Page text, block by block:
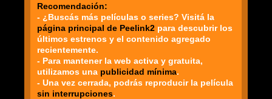
Recomendación:
- ¿Buscás más películas o series? Visitá la
página principal de Peelink2 para descubrir los
últimos estrenos y el contenido agregado
recientemente.
- Para mantener la web activa y gratuita,
utilizamos una publicidad mínima.
- Una vez cerrada, podrás reproducir la película
sin interrupciones.